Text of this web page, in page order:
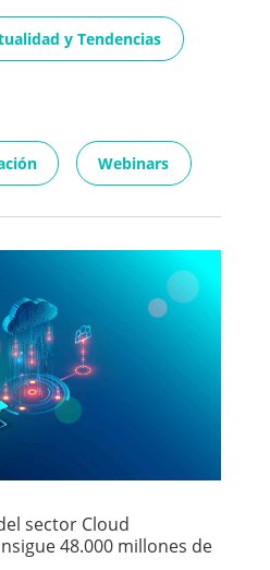
y Tendencias
Webinars
sector Cloud
48.000 millones de